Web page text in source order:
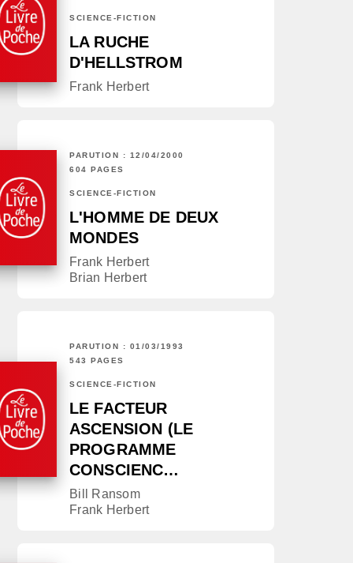
SCIENCE-FICTION
LA RUCHE
D'HELLSTROM
Frank Herbert
PARUTION : 12/04/2000
604 PAGES
SCIENCE-FICTION
L'HOMME DE DEUX
MONDES
Frank Herbert
Brian Herbert
PARUTION : 01/03/1993
543 PAGES
SCIENCE-FICTION
LE FACTEUR
ASCENSION (LE
PROGRAMME
CONSCIENC…
Bill Ransom
Frank Herbert